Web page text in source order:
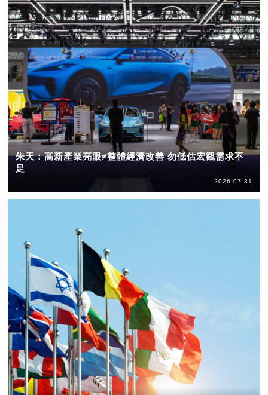
朱天：高新產業亮眼≠整體經濟改善 勿低估宏觀需求不
足
2026-07-31